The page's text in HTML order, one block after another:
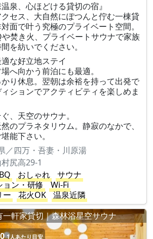
泉、心ほどける貸切の宿』
セス、大自然にぽつんと佇む一棟貸
面で叶う究極のプライベート空間。
焚き火、プライベートサウナで家族
を紡いでください。
な好立地ステイ
へ向かう前泊にも最適。
り休息。翌朝は余裕を持って出発で
ションでアクティビティを楽しめま
、天空のサウナ。
のプラネタリウム。静寂のなかで、
能下さい。
／四万・吾妻・川原湯
尻高29-1
おしゃれ
サウナ
ョン・研修
Wi-Fi
ー
花火OK
温泉近隣
一軒家貸切｜森林浴星空サウナ
1人あたり目安